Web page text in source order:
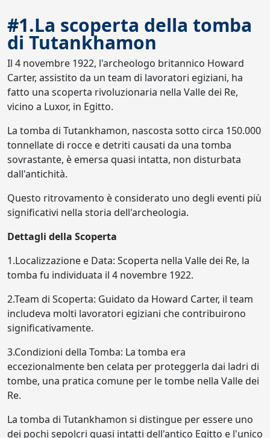
#1.La scoperta della tomba
di Tutankhamon
Il 4 novembre 1922, l'archeologo britannico Howard
Carter, assistito da un team di lavoratori egiziani, ha
fatto una scoperta rivoluzionaria nella Valle dei Re,
vicino a Luxor, in Egitto.
La tomba di Tutankhamon, nascosta sotto circa 150.000
tonnellate di rocce e detriti causati da una tomba
sovrastante, è emersa quasi intatta, non disturbata
dall'antichità.
Questo ritrovamento è considerato uno degli eventi più
significativi nella storia dell'archeologia.
Dettagli della Scoperta
1.Localizzazione e Data: Scoperta nella Valle dei Re, la
tomba fu individuata il 4 novembre 1922.
2.Team di Scoperta: Guidato da Howard Carter, il team
includeva molti lavoratori egiziani che contribuirono
significativamente.
3.Condizioni della Tomba: La tomba era
eccezionalmente ben celata per proteggerla dai ladri di
tombe, una pratica comune per le tombe nella Valle dei
Re.
La tomba di Tutankhamon si distingue per essere uno
dei pochi sepolcri quasi intatti dell'antico Egitto e l'unico